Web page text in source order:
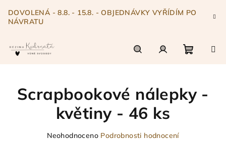
obsah
DOVOLENÁ - 8.8. - 15.8. - OBJEDNÁVKY VYŘÍDÍM PO
NÁVRATU
košík
Scrapbookové nálepky -
květiny - 46 ks
Průměrné
Neohodnoceno Podrobnosti hodnocení